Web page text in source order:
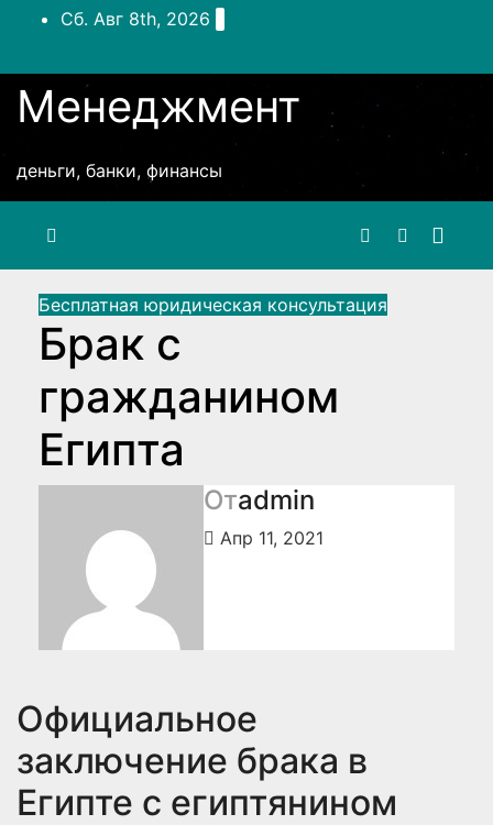
ПерейтиСб. Авг 8th, 2026
Менеджмент
деньги, банки, финансы
Бесплатная юридическая консультация
Брак с
гражданином
Египта
Отadmin
Апр 11, 2021
Официальное
заключение брака в
Египте с египтянином